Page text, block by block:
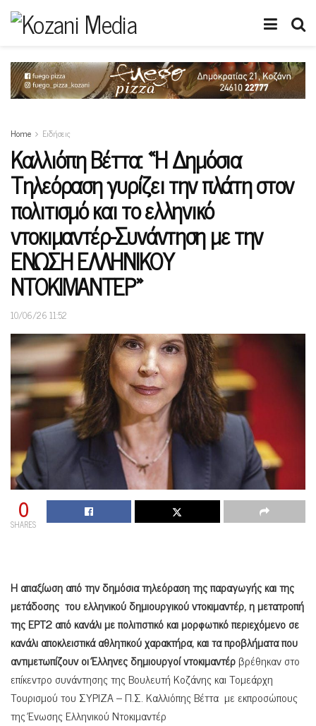
Home Ειδήσεις
Καλλιόπη Βέττα: «Η Δημόσια
Τηλεόραση γυρίζει την πλάτη στον
πολιτισμό και το ελληνικό
ντοκιμαντέρ-Συνάντηση με την
ΕΝΩΣΗ ΕΛΛΗΝΙΚΟΥ
ΝΤΟΚΙΜΑΝΤΕΡ»
10/06/26 11:52
0
SHARES
Η απαξίωση από την δημόσια τηλεόρασητης παραγωγής και της
μετάδοσης του ελληνικού δημιουργικού ντοκιμαντέρ, η μετατροπή
της ΕΡΤ2 από κανάλι με πολιτιστικό και μορφωτικό περιεχόμενο σε
κανάλι αποκλειστικά αθλητικού χαρακτήρα, και τα προβλήματα που
αντιμετωπίζουν οι Έλληνες δημιουργοίντοκιμαντέρβρέθηκαν στο
επίκεντρο συνάντησης της Βουλευτή Κοζάνης και Τομεάρχη
Τουρισμού του ΣΥΡΙΖΑ – Π.Σ. Καλλιόπης Βέττα με εκπροσώπους
της Ένωσης Ελληνικού Ντοκιμαντέρ